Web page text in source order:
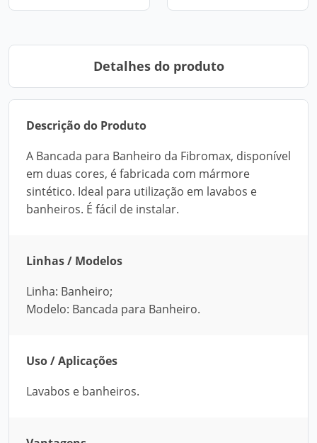
Detalhes do produto
Descrição do Produto
A Bancada para Banheiro da Fibromax, disponível
em duas cores, é fabricada com mármore
sintético. Ideal para utilização em lavabos e
banheiros. É fácil de instalar.
Linhas / Modelos
Linha: Banheiro;
Modelo: Bancada para Banheiro.
Uso / Aplicações
Lavabos e banheiros.